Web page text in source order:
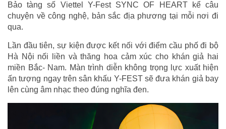
Bảo tàng số Viettel Y-Fest SYNC OF HEART kể câu
chuyện về công nghệ, bản sắc địa phương tại mỗi nơi đi
qua.
Lần đầu tiên, sự kiện được kết nối với điểm cầu phố đi bộ
Hà Nội nối liền và thăng hoa cảm xúc cho khán giả hai
miền Bắc- Nam. Màn trình diễn không trọng lực xuất hiện
ấn tượng ngay trên sân khấu Y-FEST sẽ đưa khán giả bay
lên cùng âm nhạc theo đúng nghĩa đen.